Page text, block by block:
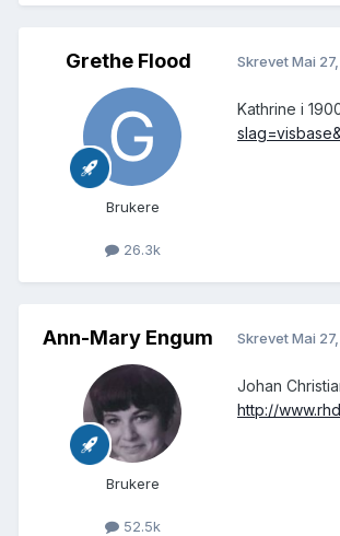
Grethe Flood
Brukere
26.3k
SkrevetMai 27,
Kathrine i
Ann-Mary Engum
Brukere
52.5k
SkrevetMai 27,
Johan
http://